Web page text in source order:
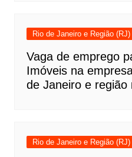
Rio de Janeiro e Região (RJ)
Vaga de emprego
Imóveis na
de Janeiro e
Rio de Janeiro e Região (RJ)